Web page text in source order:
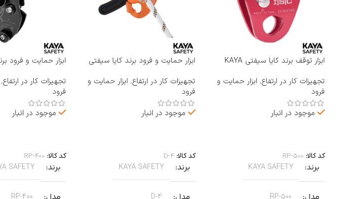
ابزار توقف برند کایا سیفتی KAYA
تجهیزات کار در ارتفاع, ابزار حمایت و
فرود
موجود در انبار
کد کالا: RP-500
برند KAYA SAFETY
ابزار حمایت و فرود برند کایا سیفتی
تجهیزات کار در ارتفاع, ابزار حمایت و
فرود
موجود در انبار
کد کالا: D-4
برند KAYA SAFETY
ابزار حمایت و فرود
تجهیزات کار در ارتفاع,
فرود
موجود در انبار
کد کالا: RP-400
برند SAFETY